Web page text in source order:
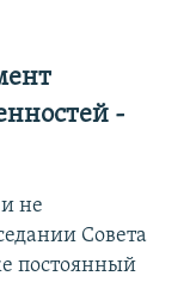
-
не
Совета
постоянный